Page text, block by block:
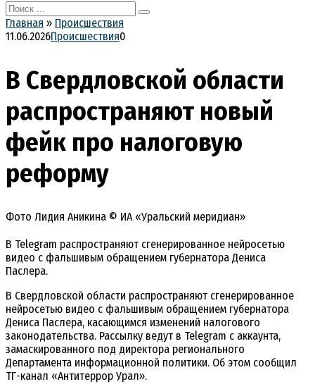
Search
for:
Главная » Происшествия
11.06.2026Происшествия0
В Свердловской области
распространяют новый
фейк про налоговую
реформу
Фото Лидия Аникина © ИА «Уральский меридиан»
В Telegram распространяют сгенерированное нейросетью
видео с фальшивым обращением губернатора Дениса
Паслера.
В Свердловской области распространяют сгенерированное
нейросетью видео с фальшивым обращением губернатора
Дениса Паслера, касающимся изменений налогового
законодательства. Рассылку ведут в Telegram с аккаунта,
замаскированного под директора регионального
Департамента информационной политики. Об этом сообщил
ТГ-канал «Антитеррор Урал».